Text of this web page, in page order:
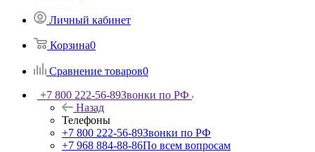
Личный кабинет
Корзина0
Сравнение товаров0
+7 800 222-56-89Звонки по РФ
Назад
Телефоны
+7 800 222-56-89Звонки по РФ
+7 968 884-88-86По всем вопросам